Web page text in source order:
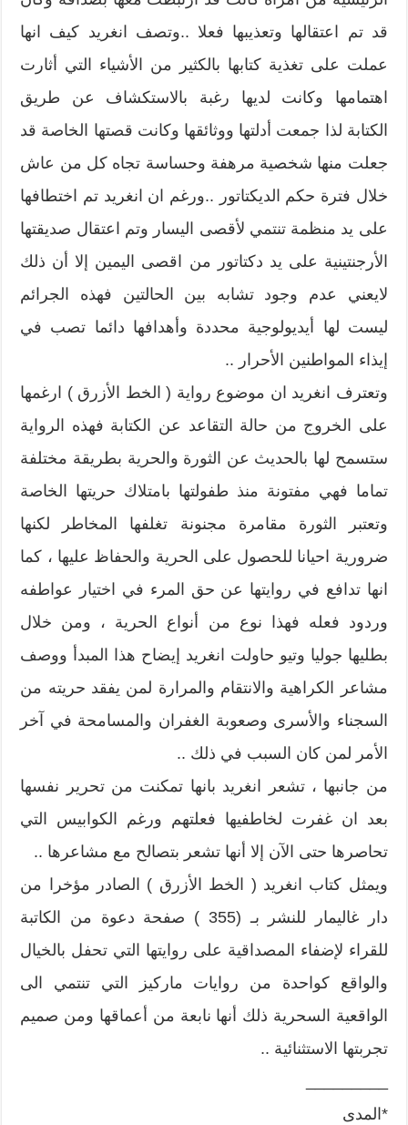
قد تم اعتقالها وتعذيبها فعلا ..وتصف انغريد كيف انها
عملت على تغذية كتابها بالكثير من الأشياء التي أثارت
اهتمامها وكانت لديها رغبة بالاستكشاف عن طريق
الكتابة لذا جمعت أدلتها ووثائقها وكانت قصتها الخاصة قد
جعلت منها شخصية مرهفة وحساسة تجاه كل من عاش
خلال فترة حكم الديكتاتور ..ورغم ان انغريد تم اختطافها
على يد منظمة تنتمي لأقصى اليسار وتم اعتقال صديقتها
الأرجنتينية على يد دكتاتور من اقصى اليمين إلا أن ذلك
لايعني عدم وجود تشابه بين الحالتين فهذه الجرائم
ليست لها أيديولوجية محددة وأهدافها دائما تصب في
إيذاء المواطنين الأحرار ..
وتعترف انغريد ان موضوع رواية ( الخط الأزرق ) ارغمها
على الخروج من حالة التقاعد عن الكتابة فهذه الرواية
ستسمح لها بالحديث عن الثورة والحرية بطريقة مختلفة
تماما فهي مفتونة منذ طفولتها بامتلاك حريتها الخاصة
وتعتبر الثورة مقامرة مجنونة تغلفها المخاطر لكنها
ضرورية احيانا للحصول على الحرية والحفاظ عليها ، كما
انها تدافع في روايتها عن حق المرء في اختيار عواطفه
وردود فعله فهذا نوع من أنواع الحرية ، ومن خلال
بطليها جوليا وتيو حاولت انغريد إيضاح هذا المبدأ ووصف
مشاعر الكراهية والانتقام والمرارة لمن يفقد حريته من
السجناء والأسرى وصعوبة الغفران والمسامحة في آخر
الأمر لمن كان السبب في ذلك ..
من جانبها ، تشعر انغريد بانها تمكنت من تحرير نفسها
بعد ان غفرت لخاطفيها فعلتهم ورغم الكوابيس التي
تحاصرها حتى الآن إلا أنها تشعر بتصالح مع مشاعرها ..
ويمثل كتاب انغريد ( الخط الأزرق ) الصادر مؤخرا من
دار غاليمار للنشر بـ (355 ) صفحة دعوة من الكاتبة
للقراء لإضفاء المصداقية على روايتها التي تحفل بالخيال
والواقع كواحدة من روايات ماركيز التي تنتمي الى
الواقعية السحرية ذلك أنها نابعة من أعماقها ومن صميم
تجربتها الاستثنائية ..
*المدى